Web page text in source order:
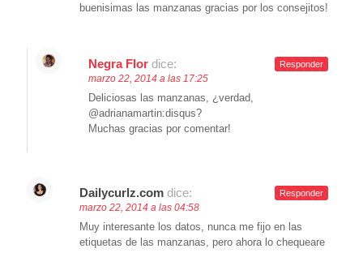
buenisimas las manzanas gracias por los consejitos!
Negra Flor dice:
marzo 22, 2014 a las 17:25
Deliciosas las manzanas, ¿verdad,
@adrianamartin:disqus?
Muchas gracias por comentar!
Responder
Dailycurlz.com dice:
marzo 22, 2014 a las 04:58
Muy interesante los datos, nunca me fijo en las
etiquetas de las manzanas, pero ahora lo chequeare
Responder